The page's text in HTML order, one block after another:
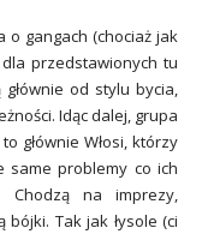
gangach (chociaż jak
przedstawionych tu
od stylu bycia,
Idąc dalej, grupa
to głównie Włosi, którzy
same problemy co ich
Chodzą na imprezy,
Tak jak łysole (ci